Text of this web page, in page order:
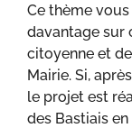
Ce thème vous
davantage sur
citoyenne et
Mairie. Si,
le projet est
des Bastiais en